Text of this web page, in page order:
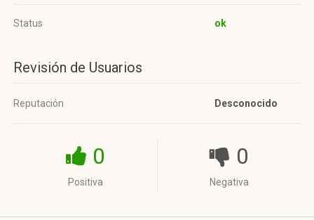
Status ok
Revisión de Usuarios
Reputación Desconocido
0
Positiva
0
Negativa